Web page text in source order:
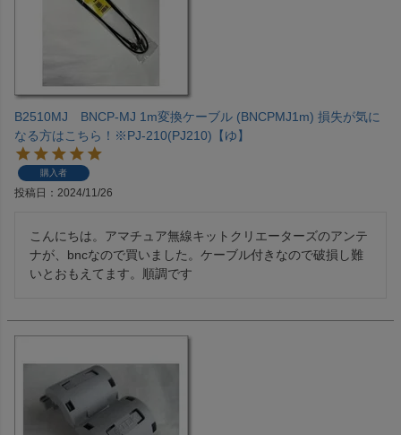
B2510MJ BNCP-MJ 1m変換ケーブル (BNCPMJ1m) 損失が気に
なる方はこちら！※PJ-210(PJ210)【ゆ】
購入者
投稿日 2024/11/26
こんにちは。アマチュア無線キットクリエーターズのアンテ
ナが、bncなので買いました。ケーブル付きなので破損し難
いとおもえてます。順調です